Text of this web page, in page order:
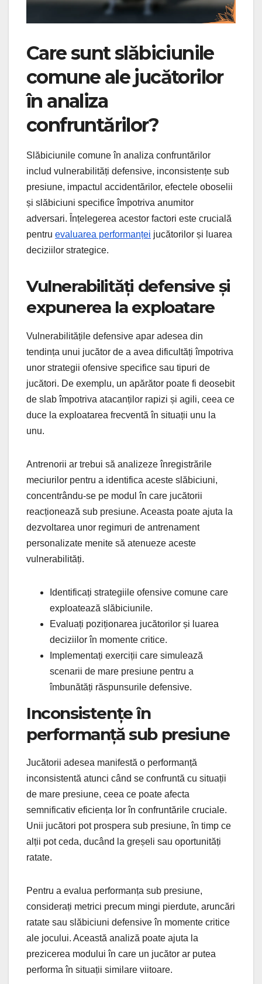
Care sunt slăbiciunile
comune ale jucătorilor
în analiza
confruntărilor?
Slăbiciunile comune în analiza confruntărilor
includ vulnerabilități defensive, inconsistențe sub
presiune, impactul accidentărilor, efectele oboselii
și slăbiciuni specifice împotriva anumitor
adversari. Înțelegerea acestor factori este crucială
pentru evaluarea performanței jucătorilor și luarea
deciziilor strategice.
Vulnerabilități defensive și
expunerea la exploatare
Vulnerabilitățile defensive apar adesea din
tendința unui jucător de a avea dificultăți împotriva
unor strategii ofensive specifice sau tipuri de
jucători. De exemplu, un apărător poate fi deosebit
de slab împotriva atacanților rapizi și agili, ceea ce
duce la exploatarea frecventă în situații unu la
unu.
Antrenorii ar trebui să analizeze înregistrările
meciurilor pentru a identifica aceste slăbiciuni,
concentrându-se pe modul în care jucătorii
reacționează sub presiune. Aceasta poate ajuta la
dezvoltarea unor regimuri de antrenament
personalizate menite să atenueze aceste
vulnerabilități.
Identificați strategiile ofensive comune care
exploatează slăbiciunile.
Evaluați poziționarea jucătorilor și luarea
deciziilor în momente critice.
Implementați exerciții care simulează
scenarii de mare presiune pentru a
îmbunătăți răspunsurile defensive.
Inconsistențe în
performanță sub presiune
Jucătorii adesea manifestă o performanță
inconsistentă atunci când se confruntă cu situații
de mare presiune, ceea ce poate afecta
semnificativ eficiența lor în confruntările cruciale.
Unii jucători pot prospera sub presiune, în timp ce
alții pot ceda, ducând la greșeli sau oportunități
ratate.
Pentru a evalua performanța sub presiune,
considerați metrici precum mingi pierdute, aruncări
ratate sau slăbiciuni defensive în momente critice
ale jocului. Această analiză poate ajuta la
prezicerea modului în care un jucător ar putea
performa în situații similare viitoare.